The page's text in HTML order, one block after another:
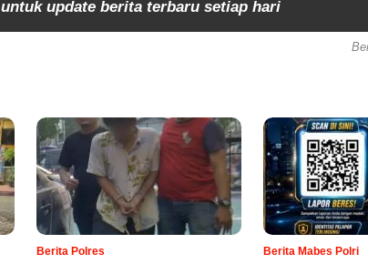
untuk update berita terbaru setiap hari
Berita Polres Berita Mabes Polri